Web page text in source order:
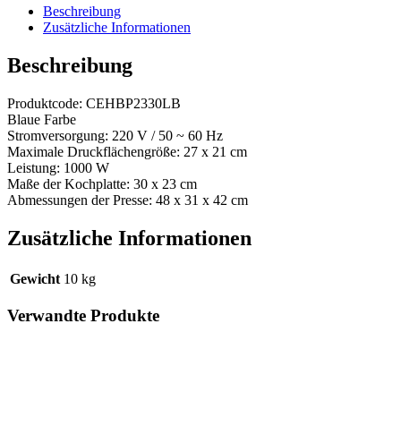
Blau
Menge
Beschreibung
Zusätzliche Informationen
Beschreibung
Produktcode: CEHBP2330LB
Blaue Farbe
Stromversorgung: 220 V / 50 ~ 60 Hz
Maximale Druckflächengröße: 27 x 21 cm
Leistung: 1000 W
Maße der Kochplatte: 30 x 23 cm
Abmessungen der Presse: 48 x 31 x 42 cm
Zusätzliche Informationen
Gewicht 10 kg
Verwandte Produkte